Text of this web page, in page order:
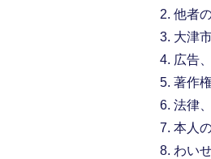
他者
大津
広告
著作
法律
本人
わい